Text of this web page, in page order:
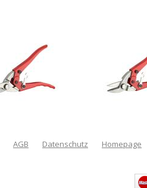
AGB Datenschutz Homepage